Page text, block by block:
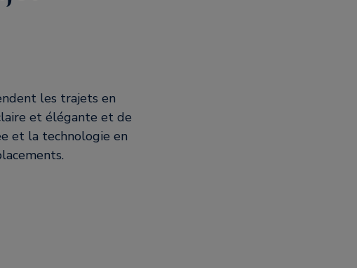
les trajets en
et élégante et de
et la technologie en